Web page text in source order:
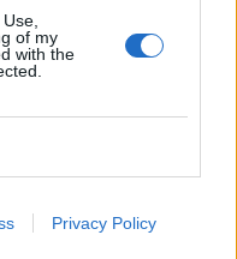
of my
with the
Privacy Policy
Γυρίζουμε τα
έτσι συνηθίσαμε